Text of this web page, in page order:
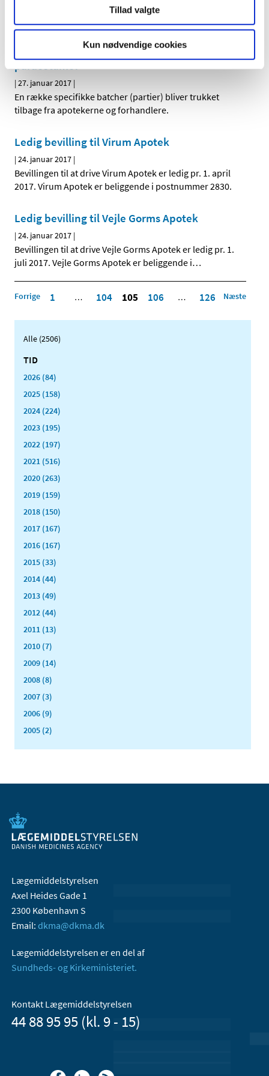
Tillad valgte
Kun nødvendige cookies
Fra onsdag d. 1. februar 2017 udvider vi åbningstiden i
Tilbagetrækning af visse produkter med
paracetamol
| 27. januar 2017 |
En række specifikke batcher (partier) bliver trukket
tilbage fra apotekerne og forhandlere.
Ledig bevilling til Virum Apotek
|24. januar 2017 |
Bevillingen til at drive Virum Apotek er ledig pr. 1. april
2017. Virum Apotek er beliggende i postnummer 2830.
Ledig bevilling til Vejle Gorms Apotek
|24. januar 2017 |
Bevillingen til at drive Vejle Gorms Apotek er ledig pr. 1.
juli 2017. Vejle Gorms Apotek er beliggende i…
Forrige 1 … 104 105 106 … 126 Næste
Alle (2506)
TID
2026 (84)
2025 (158)
2024 (224)
2023 (195)
2022 (197)
2021 (516)
2020 (263)
2019 (159)
2018 (150)
2017 (167)
2016 (167)
2015 (33)
2014 (44)
2013 (49)
2012 (44)
2011 (13)
2010 (7)
2009 (14)
2008 (8)
2007 (3)
2006 (9)
2005 (2)
Lægemiddelstyrelsen
Axel Heides Gade 1
2300 København S
Email: dkma@dkma.dk
Lægemiddelstyrelsen er en del af
Sundheds- og Kirkeministeriet.
Kontakt Lægemiddelstyrelsen
44 88 95 95 (kl. 9 - 15)